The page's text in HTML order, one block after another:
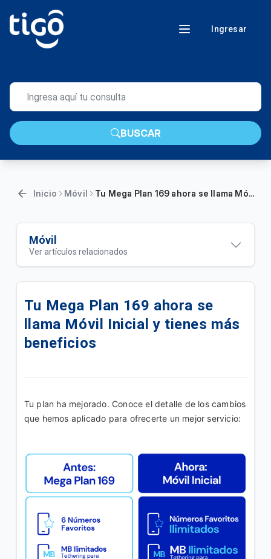
Ingresar
BUSCAR
Inicio Móvil Tu Mega Plan 169 ahora se llama Móvil Inicial y tienes más beneficios
Móvil
Ver artículos relacionados
Tus Paquetigos Ilimitados ahora en SINTESIS
Ahora tu plan se llama Fácil Ote y disminuye la
tarifa a 149Bs
Ahora tu plan se llama Fácil On y disminuye la tarifa
Disfruta de tu Plan "Móvil Simple B"
Tus Paquetigos Ilimitados ahora en la App Yasta
Disfruta en tu linea del plan "Adicional Ilimitado
Inicial"
Tu Mega Plan 169 ahora se
llama Móvil Inicial y tienes más
beneficios
Tu plan ha mejorado. Conoce el detalle de los cambios
que hemos aplicado para ofrecerte un mejor servicio: